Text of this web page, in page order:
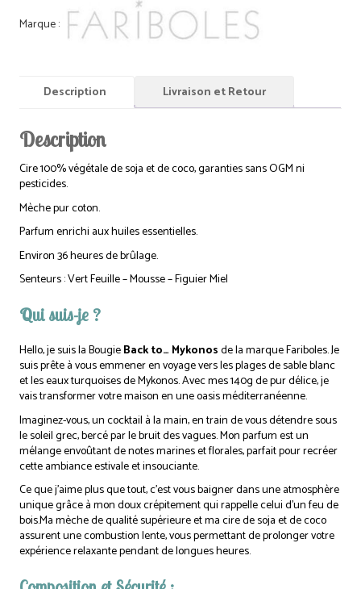
Description Livraison et Retour
Description
Cire 100% végétale de soja et de coco, garanties sans OGM ni
pesticides.
Mèche pur coton.
Parfum enrichi aux huiles essentielles.
Environ 36 heures de brûlage.
Senteurs : Vert Feuille – Mousse – Figuier Miel
Qui suis-je ?
Hello, je suis la BougieBack to… Mykonosde la marque Fariboles. Je
suis prête à vous emmener en voyage vers les plages de sable blanc
et les eaux turquoises de Mykonos. Avec mes 140g de pur délice, je
vais transformer votre maison en une oasis méditerranéenne.
Imaginez-vous, un cocktail à la main, en train de vous détendre sous
le soleil grec, bercé par le bruit des vagues. Mon parfum est un
mélange envoûtant de notes marines et florales, parfait pour recréer
cette ambiance estivale et insouciante.
Ce que j’aime plus que tout, c’est vous baigner dans une atmosphère
unique grâce à mon doux crépitement qui rappelle celui d’un feu de
bois.Ma mèche de qualité supérieure et ma cire de soja et de coco
assurent une combustion lente, vous permettant de prolonger votre
expérience relaxante pendant de longues heures.